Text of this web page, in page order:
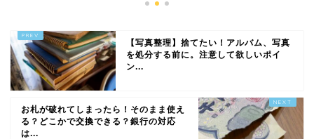
【写真整理】捨てたい！アルバム、写真
を処分する前に。注意して欲しいポイ
ン...
お札が破れてしまったら！そのまま使え
る？どこかで交換できる？銀行の対応
は...